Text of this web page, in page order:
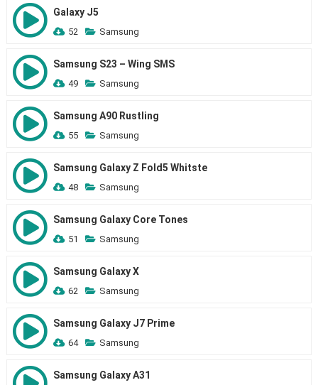
Galaxy J5
52 Samsung
Samsung S23 – Wing SMS
49 Samsung
Samsung A90 Rustling
55 Samsung
Samsung Galaxy Z Fold5 Whitste
48 Samsung
Samsung Galaxy Core Tones
51 Samsung
Samsung Galaxy X
62 Samsung
Samsung Galaxy J7 Prime
64 Samsung
Samsung Galaxy A31